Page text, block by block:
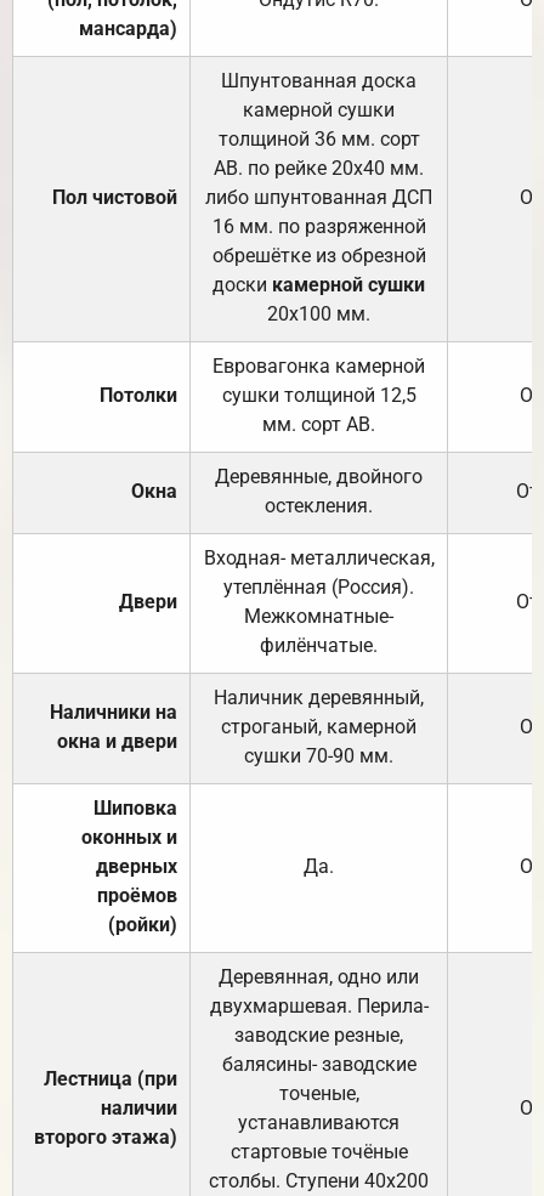
мансарда)
Пол чистовой
Шпунтованная доска
камерной сушки
толщиной 36 мм. сорт
АВ. по рейке 20х40 мм.
либо шпунтованная ДСП
16 мм. по разряженной
обрешётке из обрезной
доски камерной сушки
20х100 мм.
Потолки
Евровагонка камерной
сушки толщиной 12,5
мм. сорт АВ.
Окна
Деревянные, двойного
остекления.
Двери
Входная- металлическая,
утеплённая (Россия).
Межкомнатные-
филёнчатые.
Наличники на
окна и двери
Наличник деревянный,
строганый, камерной
сушки 70-90 мм.
Шиповка
оконных и
дверных
проёмов
(ройки)
Да.
Лестница (при
наличии
второго этажа)
Деревянная, одно или
двухмаршевая. Перила-
заводские резные,
балясины- заводские
точеные,
устанавливаются
стартовые точёные
столбы. Ступени 40х200